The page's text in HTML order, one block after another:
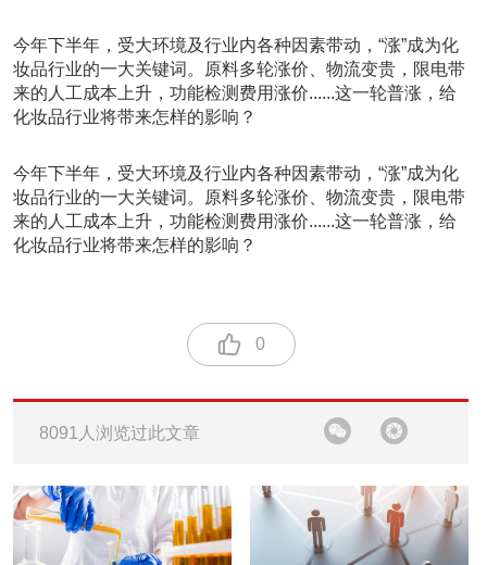
今年下半年，受大环境及行业内各种因素带动，“涨”成为化
妆品行业的一大关键词。原料多轮涨价、物流变贵，限电带
来的人工成本上升，功能检测费用涨价......这一轮普涨，给
化妆品行业将带来怎样的影响？
今年下半年，受大环境及行业内各种因素带动，“涨”成为化
妆品行业的一大关键词。原料多轮涨价、物流变贵，限电带
来的人工成本上升，功能检测费用涨价......这一轮普涨，给
化妆品行业将带来怎样的影响？
0
8091人浏览过此文章